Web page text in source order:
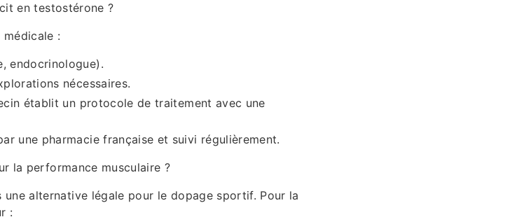
en testostérone ?
:
endocrinologue).
nécessaires.
établit un protocole de traitement avec une
une pharmacie française et suivi régulièrement.
la performance musculaire ?
une alternative légale pour le dopage sportif. Pour la
: